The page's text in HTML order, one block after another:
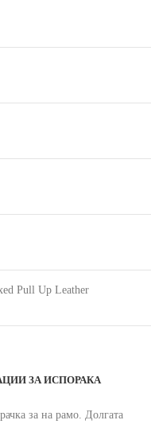
Pull Up Leather
ЗА ИСПОРАКА
за на рамо. Долгата